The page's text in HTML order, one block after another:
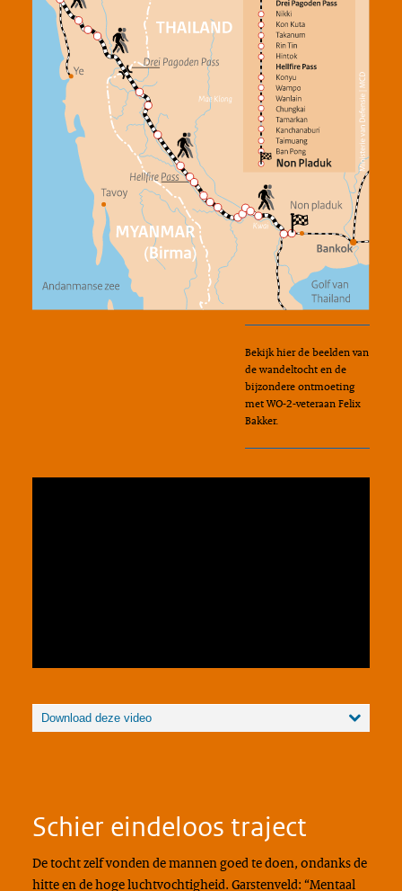
Bekijk hier de beelden van
de wandeltocht en de
bijzondere ontmoeting
met WO-2-veteraan Felix
Bakker.
Download deze video
Schier eindeloos traject
De tocht zelf vonden de mannen goed te doen, ondanks de
hitte en de hoge luchtvochtigheid. Garstenveld: “Mentaal